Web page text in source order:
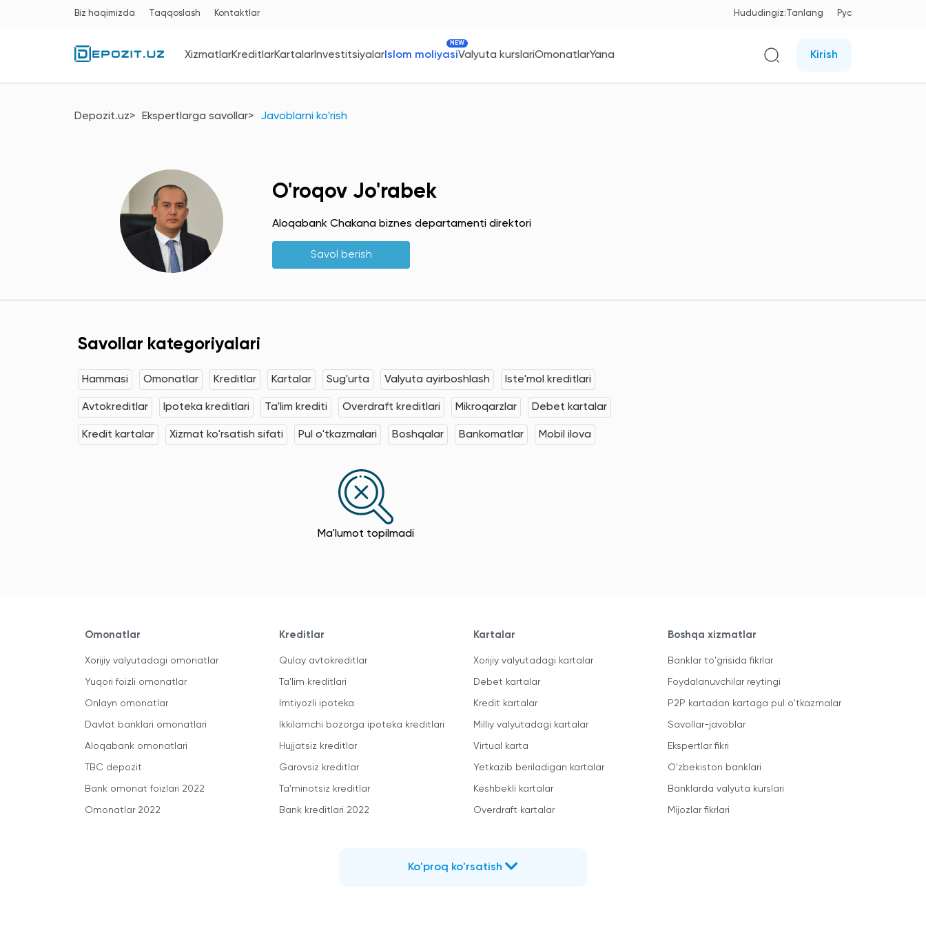
Biz haqimizda Taqqoslash Kontaktlar Hududingiz:Tanlang Рус
XizmatlarKreditlarKartalarInvestitsiyalarIslom moliyasi
NEW
Valyuta kurslariOmonatlarYana Kirish
Depozit.uz Ekspertlarga savollar Javoblarni ko'rish
O'roqov Jo'rabek
Aloqabank Chakana biznes departamenti direktori
Savol berish
Savollar kategoriyalari
Hammasi Omonatlar Kreditlar Kartalar Sug'urta Valyuta ayirboshlash Iste'mol kreditlari
Avtokreditlar Ipoteka kreditlari Ta'lim krediti Overdraft kreditlari Mikroqarzlar Debet kartalar
Kredit kartalar Xizmat ko'rsatish sifati Pul o'tkazmalari Boshqalar Bankomatlar Mobil ilova
Ma'lumot topilmadi
Omonatlar
Xorijiy valyutadagi omonatlar
Yuqori foizli omonatlar
Onlayn omonatlar
Davlat banklari omonatlari
Aloqabank omonatlari
TBC depozit
Bank omonat foizlari 2022
Omonatlar 2022
Kreditlar
Qulay avtokreditlar
Ta'lim kreditlari
Imtiyozli ipoteka
Ikkilamchi bozorga ipoteka kreditlari
Hujjatsiz kreditlar
Garovsiz kreditlar
Ta'minotsiz kreditlar
Bank kreditlari 2022
Kartalar
Xorijiy valyutadagi kartalar
Debet kartalar
Kredit kartalar
Milliy valyutadagi kartalar
Virtual karta
Yetkazib beriladigan kartalar
Keshbekli kartalar
Overdraft kartalar
Boshqa xizmatlar
Banklar to'grisida fikrlar
Foydalanuvchilar reytingi
P2P kartadan kartaga pul o'tkazmalar
Savollar-javoblar
Ekspertlar fikri
O'zbekiston banklari
Banklarda valyuta kurslari
Mijozlar fikrlari
Ko'proq ko'rsatish